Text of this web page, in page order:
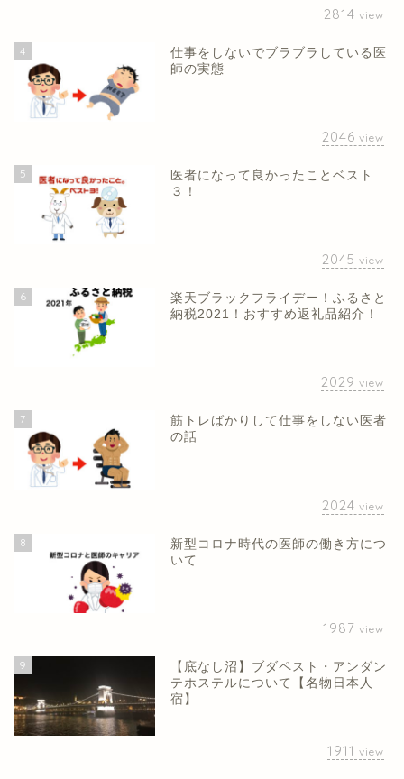
2814 view
4
仕事をしないでブラブラしている医
師の実態
2046 view
5
医者になって良かったことベスト
３！
2045 view
6
楽天ブラックフライデー！ふるさと
納税2021！おすすめ返礼品紹介！
2029 view
7
筋トレばかりして仕事をしない医者
の話
2024 view
8
新型コロナ時代の医師の働き方につ
いて
1987 view
9
【底なし沼】ブダペスト・アンダン
テホステルについて【名物日本人
宿】
1911 view